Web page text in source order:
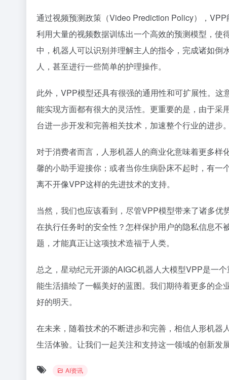
通过视频预测政策（Video Prediction Policy），
利用大量的视频数据训练出一个高效的预测模型，
中，机器人可以识别并理解主人的指令，完成诸如
人，甚至进行一些简单的护理操作。
此外，VPP模型还具有很强的通用性和可扩展性。
能实现方面都有很大的灵活性。更重要的是，由于
台进一步开发和完善相关技术，加速整个行业的进步。
对于消费者而言，人形机器人的商业化意味着更多
馨的小助手迎接你；或者当你生病卧床不起时，有
离不开像VPP这样的先进技术的支持。
当然，我们也应该看到，尽管VPP模型带来了诸多
在执行任务时的安全性？怎样保护用户的隐私信息
题，才能真正让这项技术造福于人类。
总之，星动纪元开源的AIGC机器人大模型VPP是一
能生活描绘了一幅美好的蓝图。我们期待着更多的
好的明天。
在未来，随着技术的不断进步和完善，相信人形机
生活体验。让我们一起关注和支持这一领域的创新发
AI资讯